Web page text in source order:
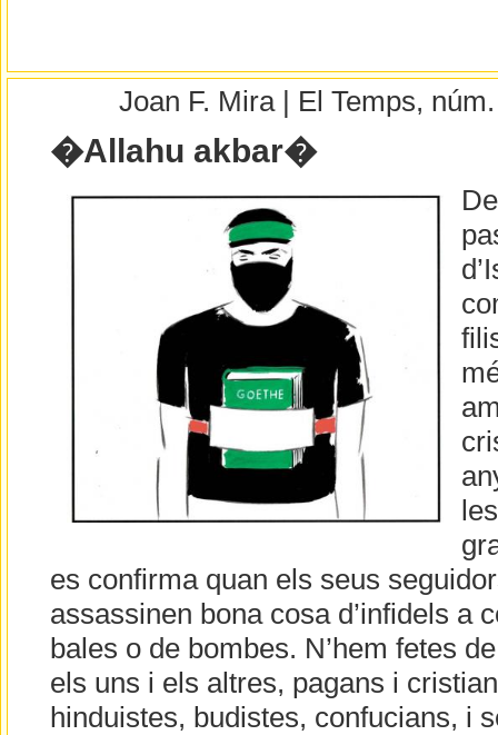
Joan F. Mira | El Temps,
�Allahu akbar�
es confirma quan els seus
assassinen bona cosa d’infidels a
bales o de bombes. N’hem fetes
els uns i els altres, pagans i
hinduistes, budistes, confucians, i